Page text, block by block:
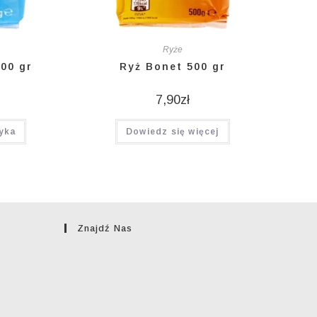
gr
Ryże
Ryż Bonet 500 gr
7,90zł
Dowiedz się więcej
Znajdź Nas